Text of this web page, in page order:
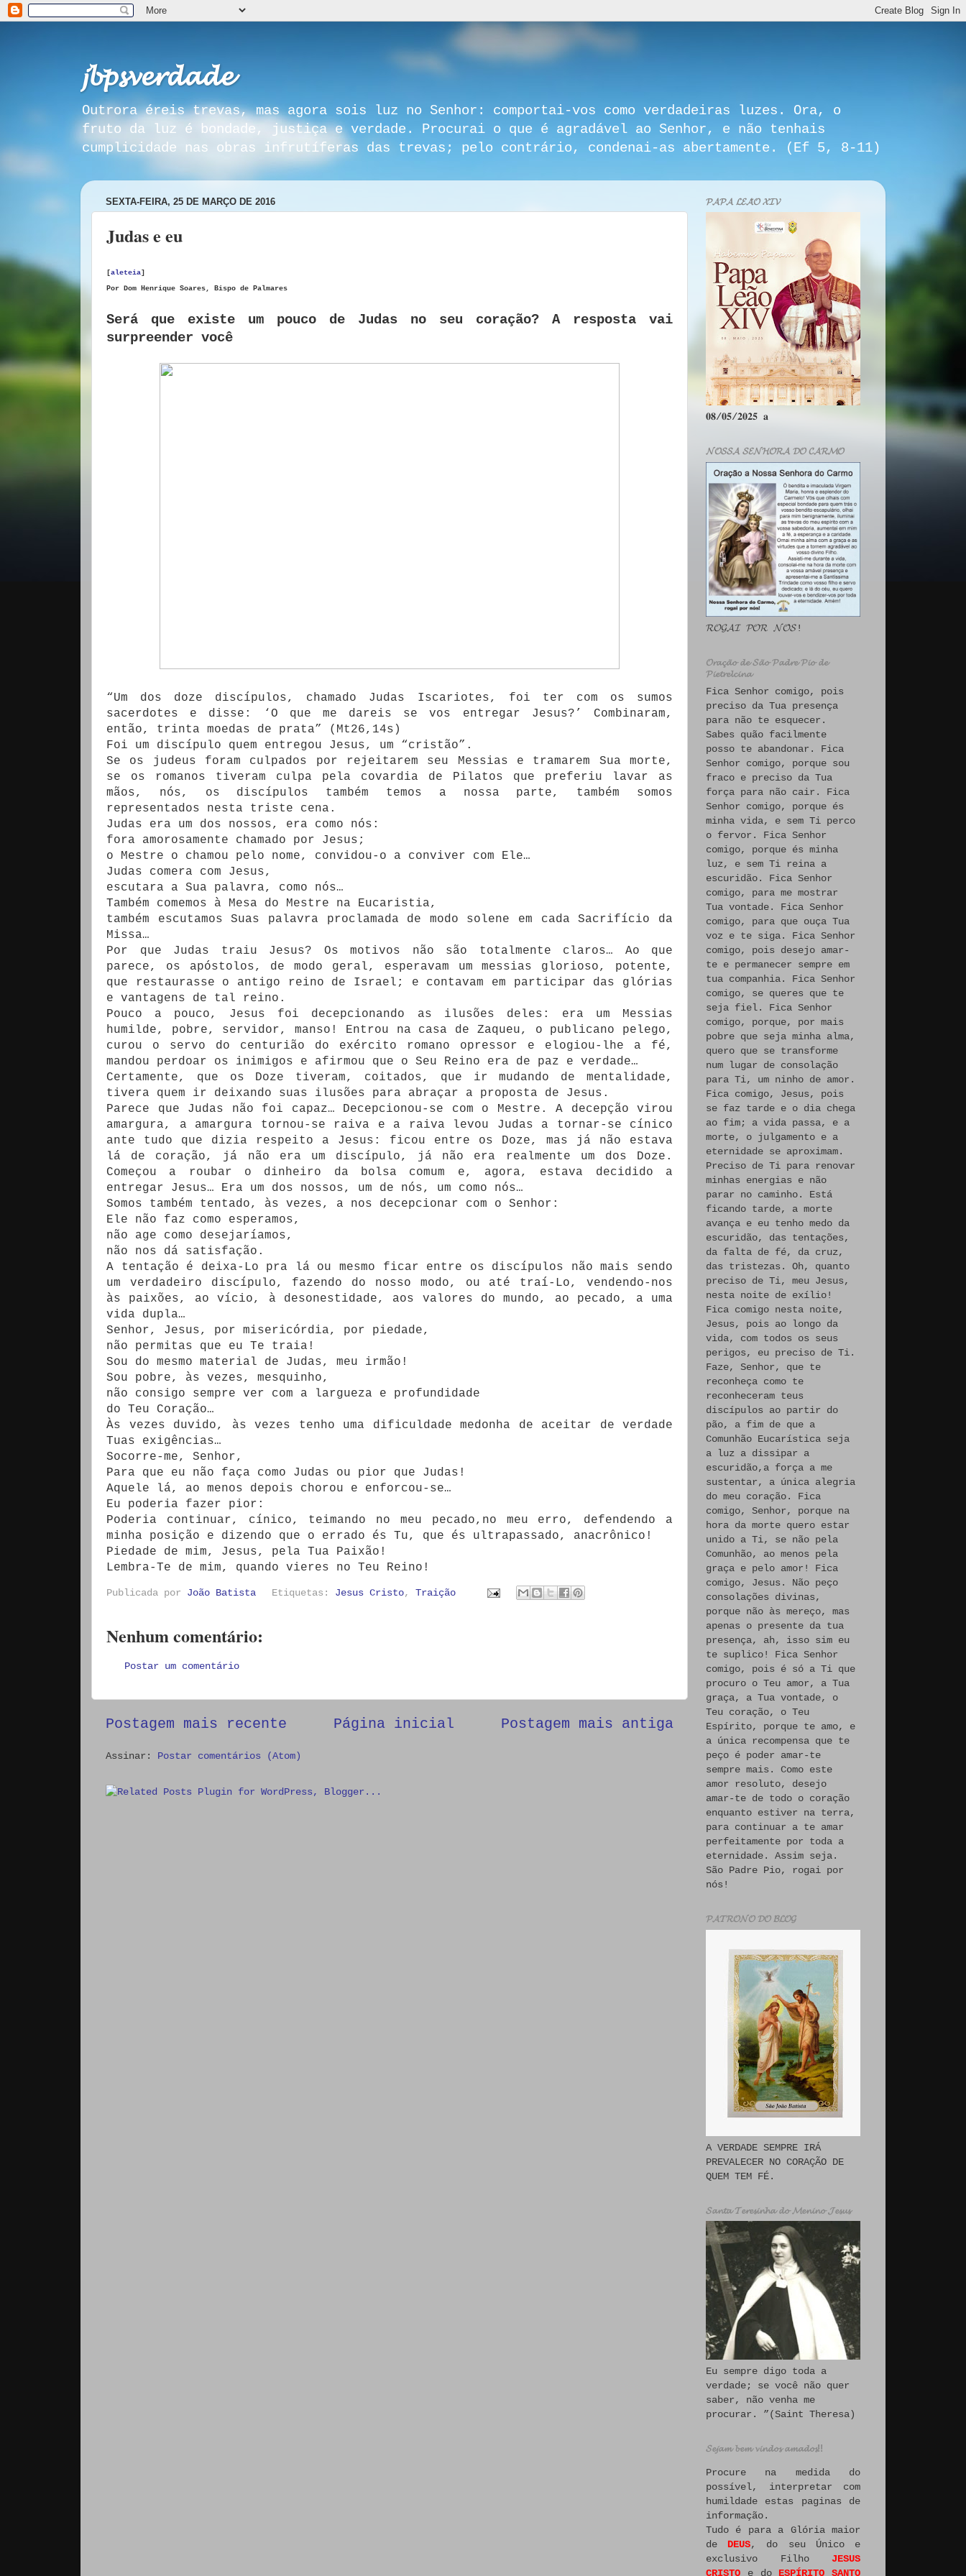
𝓳𝓫𝓹𝓼𝓿𝓮𝓻𝓭𝓪𝓭𝓮
Outrora éreis trevas, mas agora sois luz no Senhor: comportai-vos como verdadeiras luzes. Ora, o
fruto da luz é bondade, justiça e verdade. Procurai o que é agradável ao Senhor, e não tenhais
cumplicidade nas obras infrutíferas das trevas; pelo contrário, condenai-as abertamente. (Ef 5, 8-11)
SEXTA-FEIRA, 25 DE MARÇO DE 2016
Judas e eu
[aleteia]
Por Dom Henrique Soares, Bispo de Palmares
Será que existe um pouco de Judas no seu coração? A resposta vai
surpreender você
“Um dos doze discípulos, chamado Judas Iscariotes, foi ter com os sumos
sacerdotes e disse: ‘O que me dareis se vos entregar Jesus?’ Combinaram,
então, trinta moedas de prata” (Mt26,14s)
Foi um discípulo quem entregou Jesus, um “cristão”.
Se os judeus foram culpados por rejeitarem seu Messias e tramarem Sua morte,
se os romanos tiveram culpa pela covardia de Pilatos que preferiu lavar as
mãos, nós, os discípulos também temos a nossa parte, também somos
representados nesta triste cena.
Judas era um dos nossos, era como nós:
fora amorosamente chamado por Jesus;
o Mestre o chamou pelo nome, convidou-o a conviver com Ele…
Judas comera com Jesus,
escutara a Sua palavra, como nós…
Também comemos à Mesa do Mestre na Eucaristia,
também escutamos Suas palavra proclamada de modo solene em cada Sacrifício da
Missa…
Por que Judas traiu Jesus? Os motivos não são totalmente claros… Ao que
parece, os apóstolos, de modo geral, esperavam um messias glorioso, potente,
que restaurasse o antigo reino de Israel; e contavam em participar das glórias
e vantagens de tal reino.
Pouco a pouco, Jesus foi decepcionando as ilusões deles: era um Messias
humilde, pobre, servidor, manso! Entrou na casa de Zaqueu, o publicano pelego,
curou o servo do centurião do exército romano opressor e elogiou-lhe a fé,
mandou perdoar os inimigos e afirmou que o Seu Reino era de paz e verdade…
Certamente, que os Doze tiveram, coitados, que ir mudando de mentalidade,
tivera quem ir deixando suas ilusões para abraçar a proposta de Jesus.
Parece que Judas não foi capaz… Decepcionou-se com o Mestre. A decepção virou
amargura, a amargura tornou-se raiva e a raiva levou Judas a tornar-se cínico
ante tudo que dizia respeito a Jesus: ficou entre os Doze, mas já não estava
lá de coração, já não era um discípulo, já não era realmente um dos Doze.
Começou a roubar o dinheiro da bolsa comum e, agora, estava decidido a
entregar Jesus… Era um dos nossos, um de nós, um como nós…
Somos também tentado, às vezes, a nos decepcionar com o Senhor:
Ele não faz como esperamos,
não age como desejaríamos,
não nos dá satisfação.
A tentação é deixa-Lo pra lá ou mesmo ficar entre os discípulos não mais sendo
um verdadeiro discípulo, fazendo do nosso modo, ou até traí-Lo, vendendo-nos
às paixões, ao vício, à desonestidade, aos valores do mundo, ao pecado, a uma
vida dupla…
Senhor, Jesus, por misericórdia, por piedade,
não permitas que eu Te traia!
Sou do mesmo material de Judas, meu irmão!
Sou pobre, às vezes, mesquinho,
não consigo sempre ver com a largueza e profundidade
do Teu Coração…
Às vezes duvido, às vezes tenho uma dificuldade medonha de aceitar de verdade
Tuas exigências…
Socorre-me, Senhor,
Para que eu não faça como Judas ou pior que Judas!
Aquele lá, ao menos depois chorou e enforcou-se…
Eu poderia fazer pior:
Poderia continuar, cínico, teimando no meu pecado,no meu erro, defendendo a
minha posição e dizendo que o errado és Tu, que és ultrapassado, anacrônico!
Piedade de mim, Jesus, pela Tua Paixão!
Lembra-Te de mim, quando vieres no Teu Reino!
Publicada por João Batista Etiquetas: Jesus Cristo,Traição
Nenhum comentário:
Postar um comentário
Postagem mais recente Postagem mais antiga
Página inicial
Assinar: Postar comentários (Atom)
𝓟𝓐𝓟𝓐 𝓛𝓔𝓐̃𝓞 𝓧𝓘𝓥
𝟎𝟖/𝟎𝟓/𝟐𝟎𝟐𝟓 𝐚
𝓝𝓞𝓢𝓢𝓐 𝓢𝓔𝓝𝓗𝓞𝓡𝓐 𝓓𝓞 𝓒𝓐𝓡𝓜𝓞
𝓡𝓞𝓖𝓐𝓘 𝓟𝓞𝓡 𝓝𝓞́𝓢!
𝓞𝓻𝓪𝓬̧𝓪̃𝓸 𝓭𝓮 𝓢𝓪̃𝓸 𝓟𝓪𝓭𝓻𝓮 𝓟𝓲𝓸 𝓭𝓮
𝓟𝓲𝓮𝓽𝓻𝓮𝓵𝓬𝓲𝓷𝓪
Fica Senhor comigo, pois
preciso da Tua presença
para não te esquecer.
Sabes quão facilmente
posso te abandonar. Fica
Senhor comigo, porque sou
fraco e preciso da Tua
força para não cair. Fica
Senhor comigo, porque és
minha vida, e sem Ti perco
o fervor. Fica Senhor
comigo, porque és minha
luz, e sem Ti reina a
escuridão. Fica Senhor
comigo, para me mostrar
Tua vontade. Fica Senhor
comigo, para que ouça Tua
voz e te siga. Fica Senhor
comigo, pois desejo amar-
te e permanecer sempre em
tua companhia. Fica Senhor
comigo, se queres que te
seja fiel. Fica Senhor
comigo, porque, por mais
pobre que seja minha alma,
quero que se transforme
num lugar de consolação
para Ti, um ninho de amor.
Fica comigo, Jesus, pois
se faz tarde e o dia chega
ao fim; a vida passa, e a
morte, o julgamento e a
eternidade se aproximam.
Preciso de Ti para renovar
minhas energias e não
parar no caminho. Está
ficando tarde, a morte
avança e eu tenho medo da
escuridão, das tentações,
da falta de fé, da cruz,
das tristezas. Oh, quanto
preciso de Ti, meu Jesus,
nesta noite de exílio!
Fica comigo nesta noite,
Jesus, pois ao longo da
vida, com todos os seus
perigos, eu preciso de Ti.
Faze, Senhor, que te
reconheça como te
reconheceram teus
discípulos ao partir do
pão, a fim de que a
Comunhão Eucarística seja
a luz a dissipar a
escuridão,a força a me
sustentar, a única alegria
do meu coração. Fica
comigo, Senhor, porque na
hora da morte quero estar
unido a Ti, se não pela
Comunhão, ao menos pela
graça e pelo amor! Fica
comigo, Jesus. Não peço
consolações divinas,
porque não às mereço, mas
apenas o presente da tua
presença, ah, isso sim eu
te suplico! Fica Senhor
comigo, pois é só a Ti que
procuro o Teu amor, a Tua
graça, a Tua vontade, o
Teu coração, o Teu
Espírito, porque te amo, e
a única recompensa que te
peço é poder amar-te
sempre mais. Como este
amor resoluto, desejo
amar-te de todo o coração
enquanto estiver na terra,
para continuar a te amar
perfeitamente por toda a
eternidade. Assim seja.
São Padre Pio, rogai por
nós!
𝓟𝓐𝓣𝓡𝓞𝓝𝓞 𝓓𝓞 𝓑𝓛𝓞𝓖
A VERDADE SEMPRE IRÁ
PREVALECER NO CORAÇÃO DE
QUEM TEM FÉ.
𝓢𝓪𝓷𝓽𝓪 𝓣𝓮𝓻𝓮𝓼𝓲𝓷𝓱𝓪 𝓭𝓸 𝓜𝓮𝓷𝓲𝓷𝓸 𝓙𝓮𝓼𝓾𝓼
Eu sempre digo toda a
verdade; se você não quer
saber, não venha me
procurar. ”(Saint Theresa)
𝓢𝓮𝓳𝓪𝓶 𝓫𝓮𝓶 𝓿𝓲𝓷𝓭𝓸𝓼 𝓪𝓶𝓪𝓭𝓸𝓼!!
Procure na medida do
possível, interpretar com
humildade estas paginas de
informação.
Tudo é para a Glória maior
de DEUS, do seu Único e
exclusivo Filho JESUS
CRISTO e do ESPÍRITO SANTO